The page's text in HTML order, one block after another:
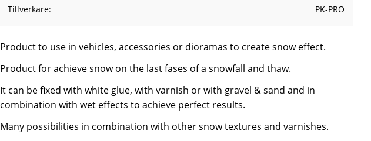
Tillverkare
PK-PRO
Product to use in vehicles, accessories or dioramas to create snow effect.
Product for achieve snow on the last fases of a snowfall and thaw.
It can be fixed with white glue, with varnish or with gravel & sand and in
combination with wet effects to achieve perfect results.
Many possibilities in combination with other snow textures and varnishes.